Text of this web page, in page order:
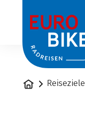
StartseiteReiseziele